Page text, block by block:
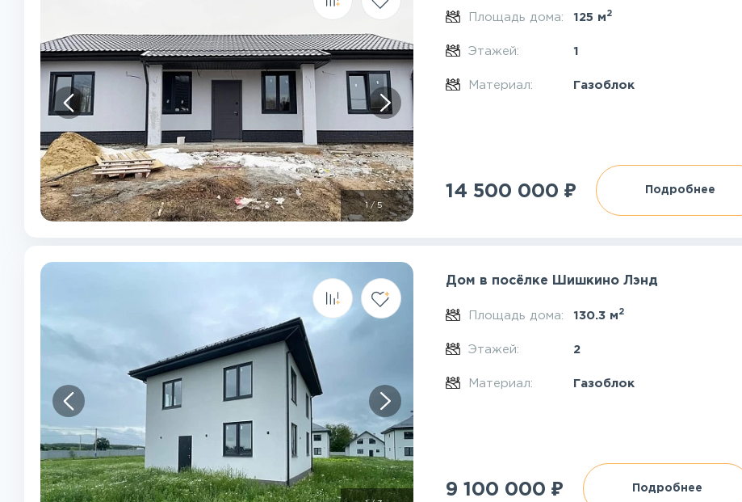
1/5
Площадь дома: 125 м 2
Этажей: 1
Материал: Газоблок
14 500 000 ₽ Подробнее
Дом в посёлке Шишкино Лэнд
Площадь дома: 130.3 м 2
Этажей: 2
Материал: Газоблок
9 100 000 ₽ Подробнее